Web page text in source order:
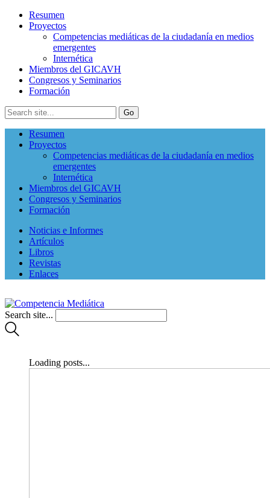
Resumen
Proyectos
Competencias mediáticas de la ciudadanía en medios
emergentes
Internética
Miembros del GICAVH
Congresos y Seminarios
Formación
Resumen
Proyectos
Competencias mediáticas de la ciudadanía en medios
emergentes
Internética
Miembros del GICAVH
Congresos y Seminarios
Formación
Noticias e Informes
Artículos
Libros
Revistas
Enlaces
Search site...
Loading posts...